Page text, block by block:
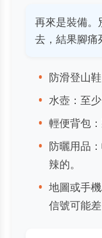
再來是裝備。
去，結果腳痛
防滑登山
水壺：至
輕便背包：
防曬用品
辣的。
地圖或手
信號可能差